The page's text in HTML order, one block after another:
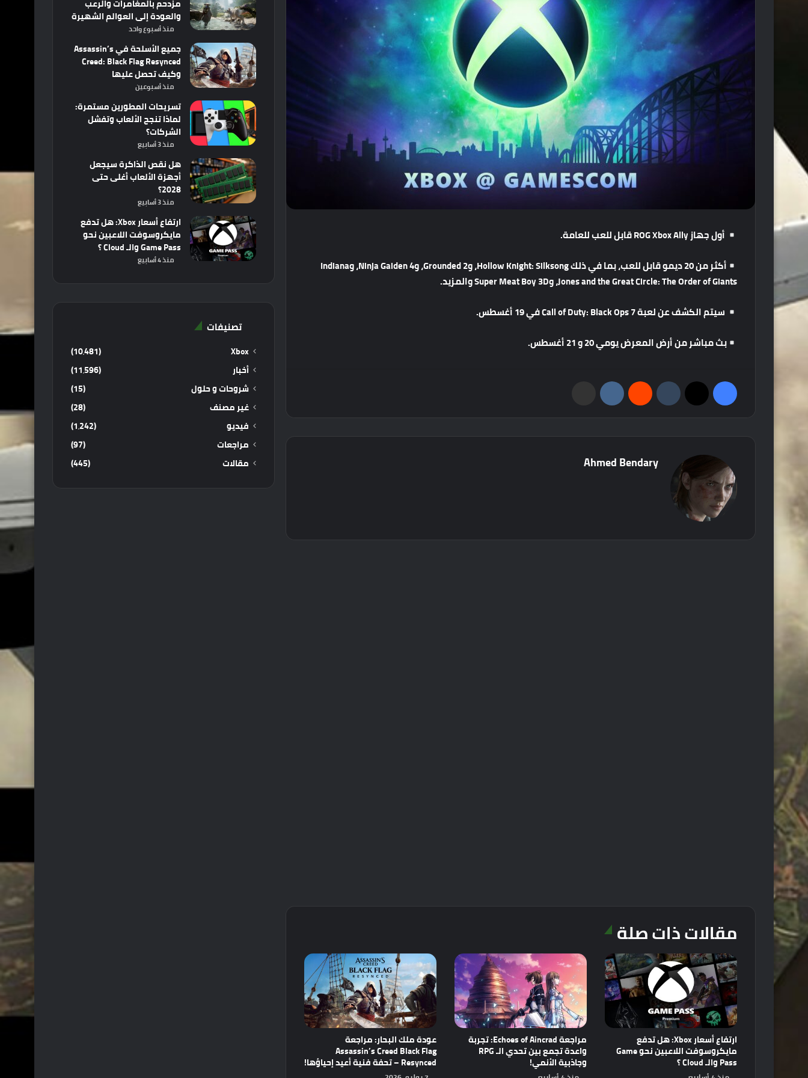
أول جهاز ROG Xbox Ally قابل للعب للعامة.
أكثر من 20 ديمو قابل للعب، بما في ذلك Hollow Knight: Silksong، وGrounded 2، وNinja Gaiden 4، وIndiana
Jones and the Great Circle: The Order of Giants، وSuper Meat Boy 3D والمزيد.
سيتم الكشف عن لعبة Call of Duty: Black Ops 7 في 19 أغسطس.
بث مباشر من أرض المعرض يومي 20 و 21 أغسطس.
Ahmed Bendary
مقالات ذات صلة
ارتفاع أسعار Xbox: هل تدفع
مايكروسوفت اللاعبين نحو Game
Pass والـ Cloud ؟
مراجعة Echoes of Aincrad: تجربة
واعدة تجمع بين تحدي الـ RPG
وجاذبية الأنمي!
عودة ملك البحار: مراجعة
Assassin’s Creed Black Flag
Resynced – تحفة فنية أعيد إحياؤها!
مزدحم بالمغامرات والرعب
والعودة إلى العوالم الشهيرة
منذ أسبوع واحد
جميع الأسلحة في Assassin’s
Creed: Black Flag Resynced
وكيف تحصل عليها
منذ أسبوعين
تسريحات المطورين مستمرة:
لماذا تنجح الألعاب وتفشل
الشركات؟
منذ 3 أسابيع
هل نقص الذاكرة سيجعل
أجهزة الألعاب أغلى حتى
2028؟
منذ 3 أسابيع
ارتفاع أسعار Xbox: هل تدفع
مايكروسوفت اللاعبين نحو
Game Pass والـ Cloud ؟
منذ 4 أسابيع
تصنيفات
Xbox
(10٬481)
أخبار
(11٬596)
شروحات و حلول
(15)
غير مصنف
(28)
فيديو
(1٬242)
مراجعات
(97)
مقالات
(445)